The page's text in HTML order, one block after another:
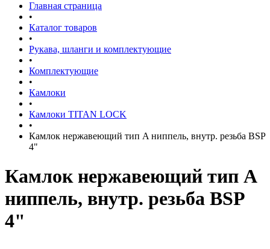
Главная страница
•
Каталог товаров
•
Рукава, шланги и комплектующие
•
Комплектующие
•
Камлоки
•
Камлоки TITAN LOCK
•
Камлок нержавеющий тип A ниппель, внутр. резьба BSP
4"
Камлок нержавеющий тип A
ниппель, внутр. резьба BSP
4"